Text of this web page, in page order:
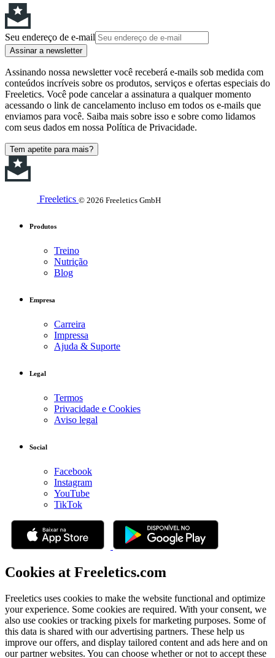
Seu endereço de e-mail
Assinar a newsletter
Assinando nossa newsletter você receberá e-mails sob medida com
conteúdos incríveis sobre os produtos, serviços e ofertas especiais do
Freeletics. Você pode cancelar a assinatura a qualquer momento
acessando o link de cancelamento incluso em todos os e-mails que
enviamos para você. Saiba mais sobre isso e sobre como lidamos
com seus dados em nossa Política de Privacidade.
Tem apetite para mais?
Freeletics © 2026 Freeletics GmbH
Produtos
Treino
Nutrição
Blog
Empresa
Carreira
Impressa
Ajuda & Suporte
Legal
Termos
Privacidade e Cookies
Aviso legal
Social
Facebook
Instagram
YouTube
TikTok
Cookies at Freeletics.com
Freeletics uses cookies to make the website functional and optimize
your experience. Some cookies are required. With your consent, we
also use cookies or tracking pixels for marketing purposes. Some of
this data is shared with our advertising partners. These help us
improve our offers, and display tailored content and ads here and on
our partner websites. You can choose whether or not to accept these